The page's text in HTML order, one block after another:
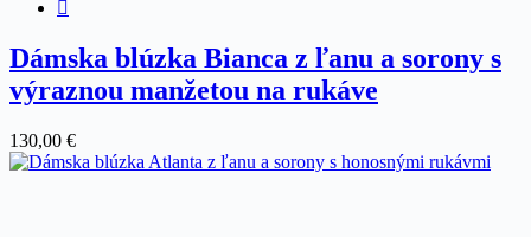
viacero
variantov.
Možnosti
si
vybrať
na
Dámska blúzka Bianca z ľanu a sorony s
výraznou manžetou na rukáve
130,00 €